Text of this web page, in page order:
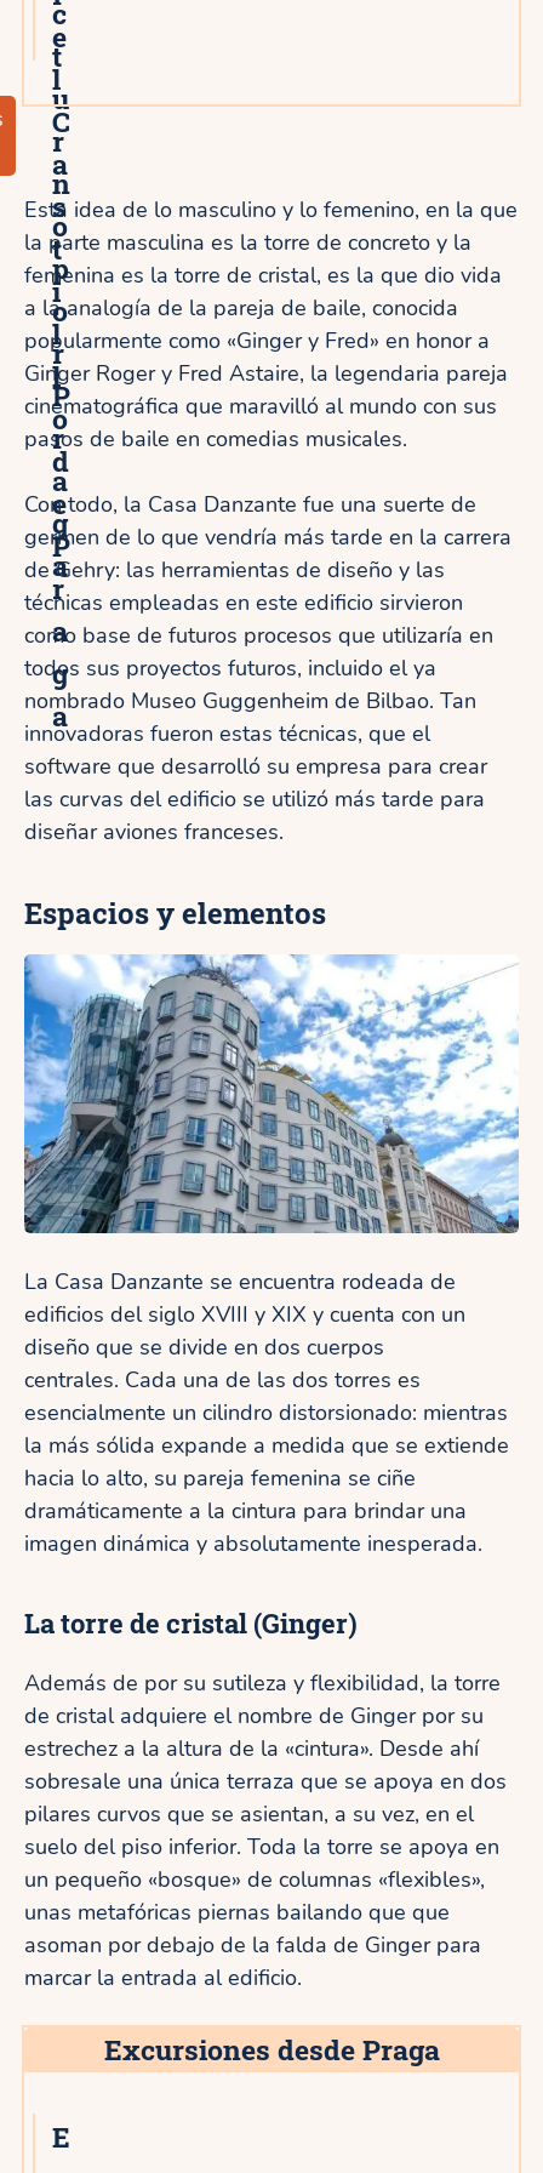
e
l
C
a
s
t
i
l
l
o
d
e
P
r
a
g
a
c
t
u
r
n
o
p
o
r
P
r
a
g
a
Esta idea de lo masculino y lo femenino, en la que
la parte masculina es la torre de concreto y la
femenina es la torre de cristal, es la que dio vida
a la analogía de la pareja de baile, conocida
popularmente como «Ginger y Fred» en honor a
Ginger Roger y Fred Astaire, la legendaria pareja
cinematográfica que maravilló al mundo con sus
pasos de baile en comedias musicales.
Con todo, la Casa Danzante fue una suerte de
germen de lo que vendría más tarde en la carrera
de Gehry: las herramientas de diseño y las
técnicas empleadas en este edificio sirvieron
como base de futuros procesos que utilizaría en
todos sus proyectos futuros, incluido el ya
nombrado Museo Guggenheim de Bilbao. Tan
innovadoras fueron estas técnicas, que el
software que desarrolló su empresa para crear
las curvas del edificio se utilizó más tarde para
diseñar aviones franceses.
Espacios y elementos
La Casa Danzante se encuentra rodeada de
edificios del siglo XVIII y XIX y cuenta con un
diseño que se divide en dos cuerpos
centrales. Cada una de las dos torres es
esencialmente un cilindro distorsionado: mientras
la más sólida expande a medida que se extiende
hacia lo alto, su pareja femenina se ciñe
dramáticamente a la cintura para brindar una
imagen dinámica y absolutamente inesperada.
La torre de cristal (Ginger)
Además de por su sutileza y flexibilidad, la torre
de cristal adquiere el nombre de Ginger por su
estrechez a la altura de la «cintura». Desde ahí
sobresale una única terraza que se apoya en dos
pilares curvos que se asientan, a su vez, en el
suelo del piso inferior. Toda la torre se apoya en
un pequeño «bosque» de columnas «flexibles»,
unas metafóricas piernas bailando que que
asoman por debajo de la falda de Ginger para
marcar la entrada al edificio.
Excursiones desde Praga
E